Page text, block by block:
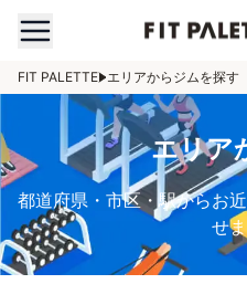
FIT PALETTE エリアからジムを探す
エリア
都道府県・市区・駅からお
せ